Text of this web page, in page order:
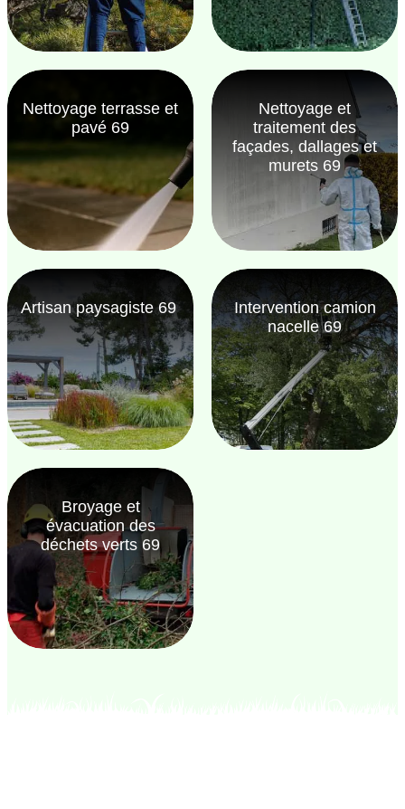
Nettoyage terrasse et
pavé 69
Nettoyage et
traitement des
façades, dallages et
murets 69
Artisan paysagiste 69
Intervention camion
nacelle 69
Broyage et
évacuation des
déchets verts 69